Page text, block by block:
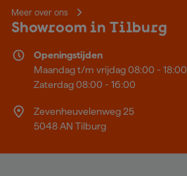
Meer over ons
Showroom in Tilburg
Openingstijden
Maandag t/m vrijdag 08:00 - 18:00
Zaterdag 08:00 - 16:00
Zevenheuvelenweg 25
5048 AN Tilburg